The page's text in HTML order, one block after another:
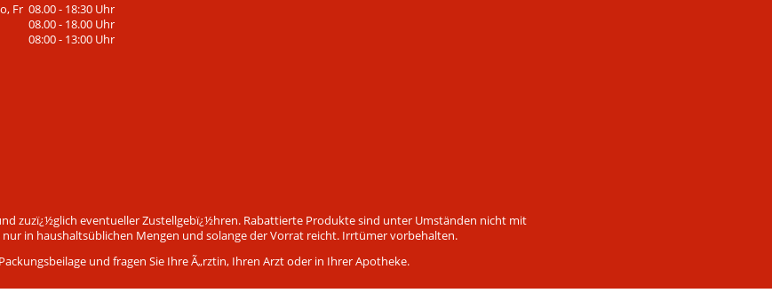
Fr 08.00 - 18:30 Uhr
08.00 - 18.00 Uhr
08:00 - 13:00 Uhr
zuzï¿½glich eventueller Zustellgebï¿½hren. Rabattierte Produkte sind unter Umständen nicht mit
in haushaltsüblichen Mengen und solange der Vorrat reicht. Irrtümer vorbehalten.
und fragen Sie Ihre Ã„rztin, Ihren Arzt oder in Ihrer Apotheke.